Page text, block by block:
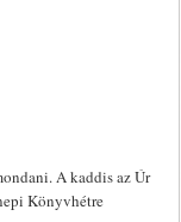
A kaddis az Úr
Könyvhétre